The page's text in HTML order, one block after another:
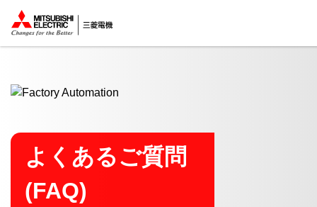
ここから本文
よくあるご質問
(FAQ)